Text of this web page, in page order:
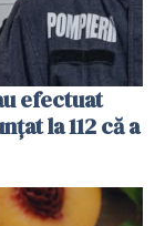
efectuat
la 112 că a